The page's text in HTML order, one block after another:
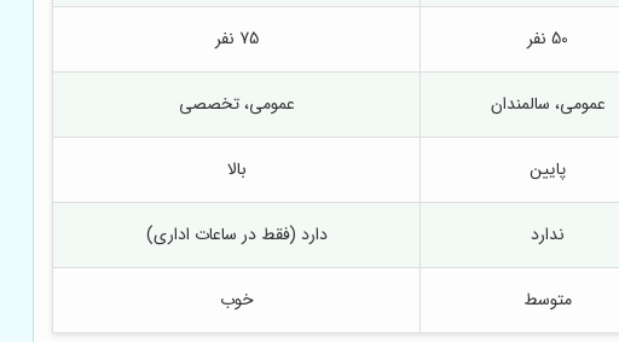
50 نفر 75 نفر
عمومی، سالمندان عمومی، تخصصی
پایین بالا
ندارد دارد (فقط در ساعات اداری)
متوسط خوب